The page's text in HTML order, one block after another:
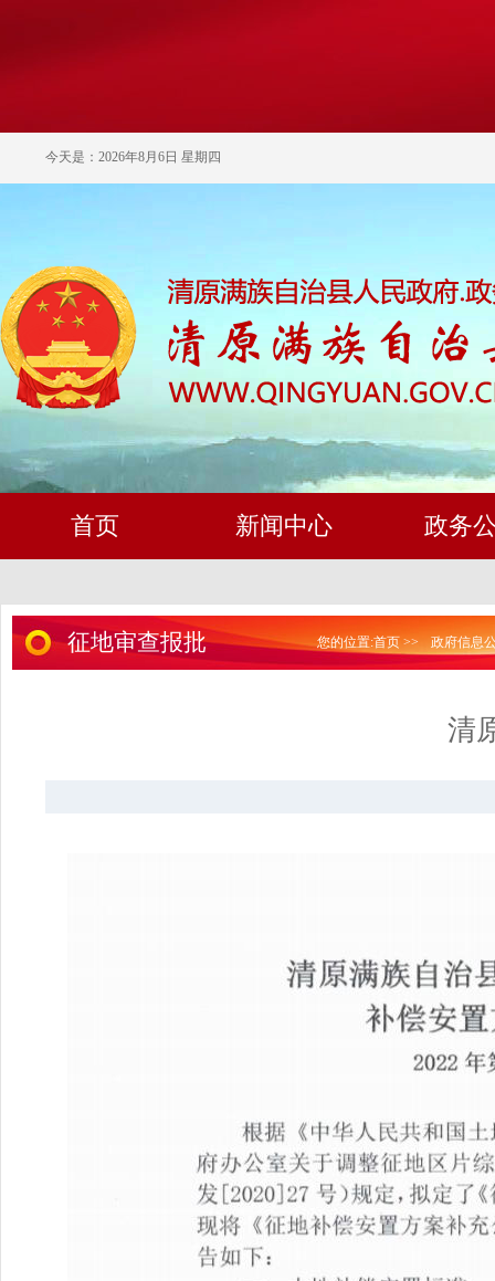
今天是：2026年8月6日 星期四
首页 新闻中心 政务
征地审查报批 您的位置:首页 >> 政府信息
清